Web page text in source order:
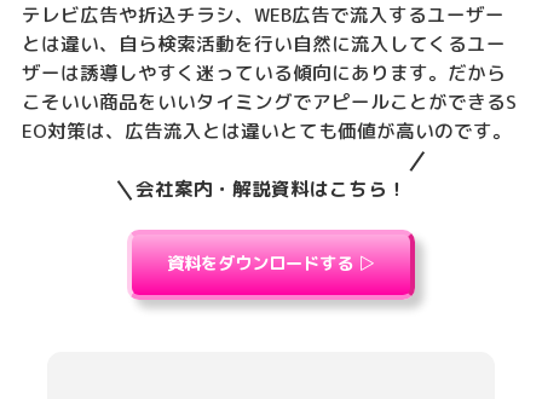
テレビ広告や折込チラシ、WEB広告で流入するユーザー
とは違い、自ら検索活動を行い自然に流入してくるユー
ザーは誘導しやすく迷っている傾向にあります。だから
こそいい商品をいいタイミングでアピールことができるS
EO対策は、広告流入とは違いとても価値が高いのです。
会社案内・解説資料はこちら！
資料をダウンロードする ▷